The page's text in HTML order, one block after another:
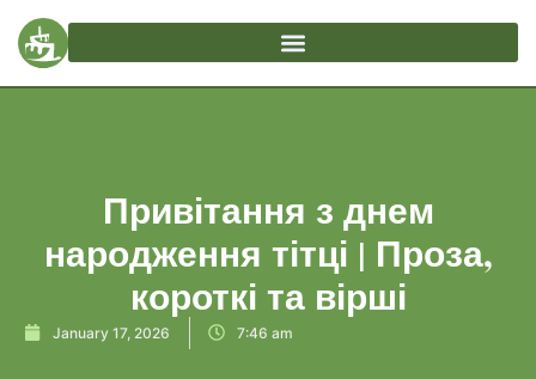
Привітання з днем
народження тітці | Проза,
короткі та вірші
January 17, 2026 7:46 am